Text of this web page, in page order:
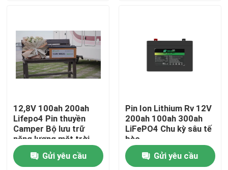
Địa chỉ liên hệ
tế bào pin LiFePO4
Pin 3.2v Lifepo4
12,8V 100ah 200ah
Lifepo4 Pin thuyền
Camper Bộ lưu trữ
năng lượng mặt trời
Pin 12 Volt Marine Rv
Gửi yêu cầu
Pin Ion Lithium Rv 12V
200ah 100ah 300ah
LiFePO4 Chu kỳ sâu tế
bào
Gửi yêu cầu